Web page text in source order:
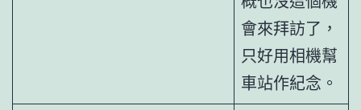
會來拜訪了，
只好用相機幫
車站作紀念。